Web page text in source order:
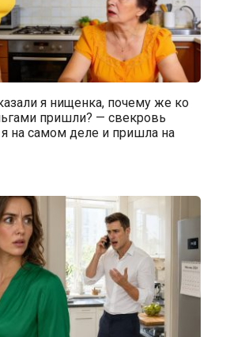
я нищенка, почему же ко
пришли? — свекровь
я на самом деле и пришла на